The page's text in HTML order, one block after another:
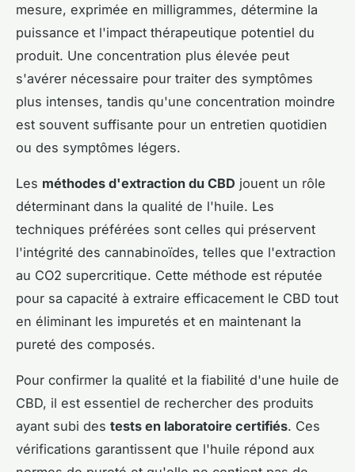
mesure, exprimée en milligrammes, détermine la
puissance et l'impact thérapeutique potentiel du
produit. Une concentration plus élevée peut
s'avérer nécessaire pour traiter des symptômes
plus intenses, tandis qu'une concentration moindre
est souvent suffisante pour un entretien quotidien
ou des symptômes légers.
Les méthodes d'extraction du CBD jouent un rôle
déterminant dans la qualité de l'huile. Les
techniques préférées sont celles qui préservent
l'intégrité des cannabinoïdes, telles que l'extraction
au CO2 supercritique. Cette méthode est réputée
pour sa capacité à extraire efficacement le CBD tout
en éliminant les impuretés et en maintenant la
pureté des composés.
Pour confirmer la qualité et la fiabilité d'une huile de
CBD, il est essentiel de rechercher des produits
ayant subi des tests en laboratoire certifiés. Ces
vérifications garantissent que l'huile répond aux